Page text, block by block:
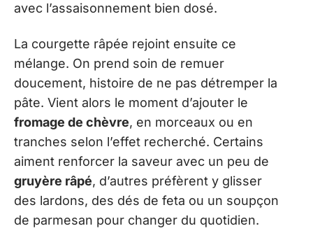
avec l’assaisonnement bien dosé.
La courgette râpée rejoint ensuite ce
mélange. On prend soin de remuer
doucement, histoire de ne pas détremper la
pâte. Vient alors le moment d’ajouter le
fromage de chèvre, en morceaux ou en
tranches selon l’effet recherché. Certains
aiment renforcer la saveur avec un peu de
gruyère râpé, d’autres préfèrent y glisser
des lardons, des dés de feta ou un soupçon
de parmesan pour changer du quotidien.